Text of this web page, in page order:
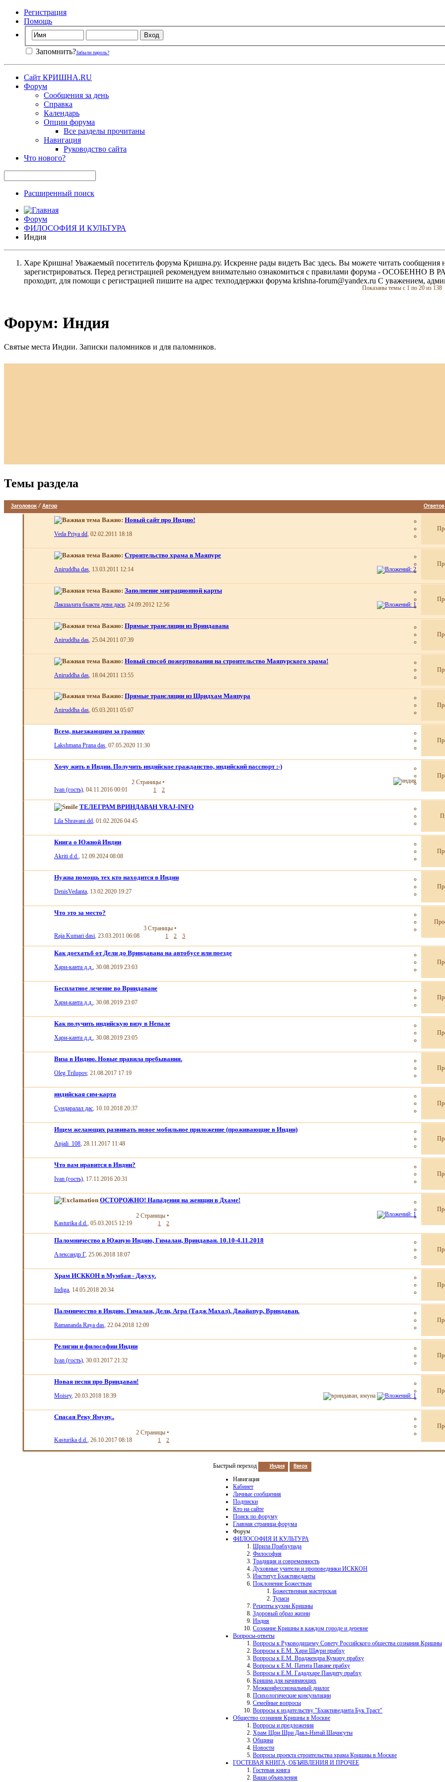
Регистрация
Помощь
Запомнить?Забыли пароль?
Сайт КРИШНА.RU
Форум
Сообщения за день
Справка
Календарь
Опции форума
Все разделы прочитаны
Навигация
Руководство сайта
Что нового?
Расширенный поиск
Форум
ФИЛОСОФИЯ И КУЛЬТУРА
Индия
Харе Кришна! Уважаемый посетитель форума Кришна.ру. Искренне рады видеть Вас здесь. Вы можете читать сообщения
зарегистрироваться. Перед регистрацией рекомендуем внимательно ознакомиться с правилами форума -
проходит, для помощи с регистрацией пишите на адрес техподдержки форума krishna-forum@yandex.ru С уважением,
Показаны темы с 1 по 20 из 138
Форум: Индия
Святые места Индии. Записки паломников и для паломников.
Темы раздела
Заголовок / Автор Ответов
Важно: Новый сайт про Индию!
Veda Priya dd , 02.02.2011 18:18
Важно: Строительство храма в Маяпуре
Aniruddha das , 13.03.2011 12:14
Важно: Заполнение миграционной карты
Лакшалата бхакти деви даси , 24.09.2012 12:56
Важно: Прямые трансляции из Вриндавана
Aniruddha das , 25.04.2011 07:39
Важно: Новый способ пожертвования на строительство Маяпурского храма!
Aniruddha das , 18.04.2011 13:55
Важно: Прямые трансляции из Шридхам Маяпура
Aniruddha das, 05.03.2011 05:07
Всем, выезжающим за границу
Lakshmana Prana das, 07.05.2020 11:30
Хочу жить в Индии. Получить индийское гражданство, индийский пасспорт :-)
Ivan (гость), 04.11.2016 00:01
2 Страницы •
1 2
ТЕЛЕГРАМ ВРИНДАВАН VRAJ-INFO
Lila Shravani dd, 01.02.2026 04:45
Книга о Южной Индии
Akriti d.d., 12.09.2024 08:08
Нужна помощь тех кто находится в Индии
DenisVedanta, 13.02.2020 19:27
Что это за место?
Raja Kumari dasi, 23.03.2011 06:08
3 Страницы •
1 2 3
Как доехатьб от Дели до Вриндавана на автобусе или поезде
Хари-канта д.д., 30.08.2019 23:03
Бесплатное лечение во Вриндаване
Хари-канта д.д., 30.08.2019 23:07
Как получить индийскую визу в Непале
Хари-канта д.д., 30.08.2019 23:05
Виза в Индию. Новые правила пребывания.
Oleg Trilupov, 21.08.2017 17:19
индийская сим-карта
Сундаралал дас, 10.10.2018 20:37
Ищем желающих развивать новое мобильное приложение (проживающие в Индии)
Anjali_108, 28.11.2017 11:48
Что вам нравится в Индии?
Ivan (гость), 17.11.2016 20:31
ОСТОРОЖНО! Нападения на женщин в Дхаме!
Kasturika d.d., 05.03.2015 12:19
2 Страницы •
1 2
Паломничество в Южную Индию, Гималаи, Вриндаван. 10.10-4.11.2018
Александр Г, 25.06.2018 18:07
Храм ИСККОН в Мумбаи - Джуху.
Indiga, 14.05.2018 20:34
Палмничество в Индию. Гималаи, Дели, Агра (Тадж Махал), Джайапур, Вриндаван.
Ramananda Raya das, 22.04.2018 12:09
Религии и философии Индии
Ivan (гость), 30.03.2017 21:32
Новая песня про Вриндаван!
Moisey, 20.03.2018 18:39
Спасая Реку Ямуну..
Kasturika d.d., 26.10.2017 08:18
2 Страницы •
1 2
Быстрый переход Индия Вверх
Навигация
Кабинет
Личные сообщения
Подписки
Кто на сайте
Поиск по форуму
Главная страница форума
Форум
ФИЛОСОФИЯ И КУЛЬТУРА
Шрила Прабхупада
Философия
Традиция и современность
Духовные учители и проповедники ИСККОН
Институт Бхактиведанты
Поклонение Божествам
Божественная мастерская
Туласи
Рецепты кухни Кришны
Здоровый образ жизни
Индия
Сознание Кришны в каждом городе и деревне
Вопросы-ответы
Вопросы к Руководящему Совету Российского общества сознания Кришны
Вопросы к Е.М. Хари Шаури прабху
Вопросы к Е.М. Враджендра Кумару прабху
Вопросы к Е.М. Патита Паване прабху
Вопросы к Е.М. Гададхаре Пандиту прабху
Кришна для начинающих
Межконфессиональный диалог
Психологические консультации
Семейные вопросы
Вопросы к издательству "Бхактиведанта Бук Траст"
Общество сознания Кришны в Москве
Вопросы и предложения
Храм Шри Шри Даял-Нитай Шачисуты
Община
Новости
Вопросы проекта строительства храма Кришны в Москве
ГОСТЕВАЯ КНИГА, ОБЪЯВЛЕНИЯ И ПРОЧЕЕ
Гостевая книга
Ваши объявления